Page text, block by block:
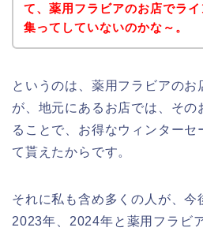
て、薬用フラビアのお店でラ
集ってしていないのかな～。
というのは、薬用フラビアのお
が、地元にあるお店では、その
ることで、お得なウィンターセ
て貰えたからです。
それに私も含め多くの人が、今
2023年、2024年と薬用フラビ